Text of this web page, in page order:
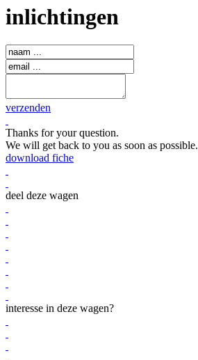
inlichtingen
verzenden
Thanks for your question.
We will get back to you as soon as possible.
download fiche
deel deze wagen
interesse in deze wagen?